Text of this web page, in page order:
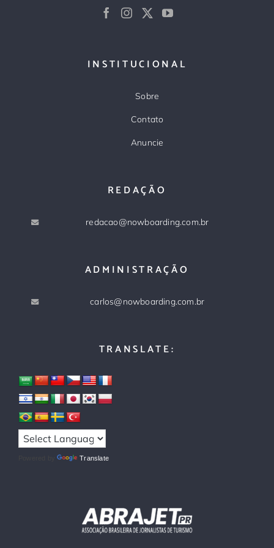
INSTITUCIONAL
Sobre
Contato
Anuncie
REDAÇÃO
redacao@nowboarding.com.br
ADMINISTRAÇÃO
carlos@nowboarding.com.br
TRANSLATE:
Powered by Translate